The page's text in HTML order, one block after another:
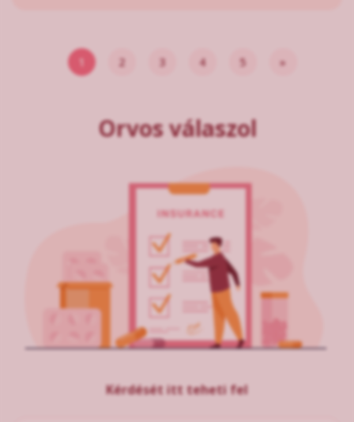
Orvos válaszol
Kérdését itt teheti fel
1 2 3 4 5 »